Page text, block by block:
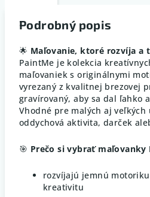
Podrobný popis
🌟 Maľovanie, ktoré rozvíja a
PaintMe je kolekcia
maľovaniek s originálnymi
vyrezaný z kvalitnej brezovej
gravírovaný, aby sa dal ľahko
Vhodné pre malých aj veľkých
oddychová aktivita, darček
🎯 Prečo si vybrať maľovanky
rozvíjajú jemnú
kreativitu